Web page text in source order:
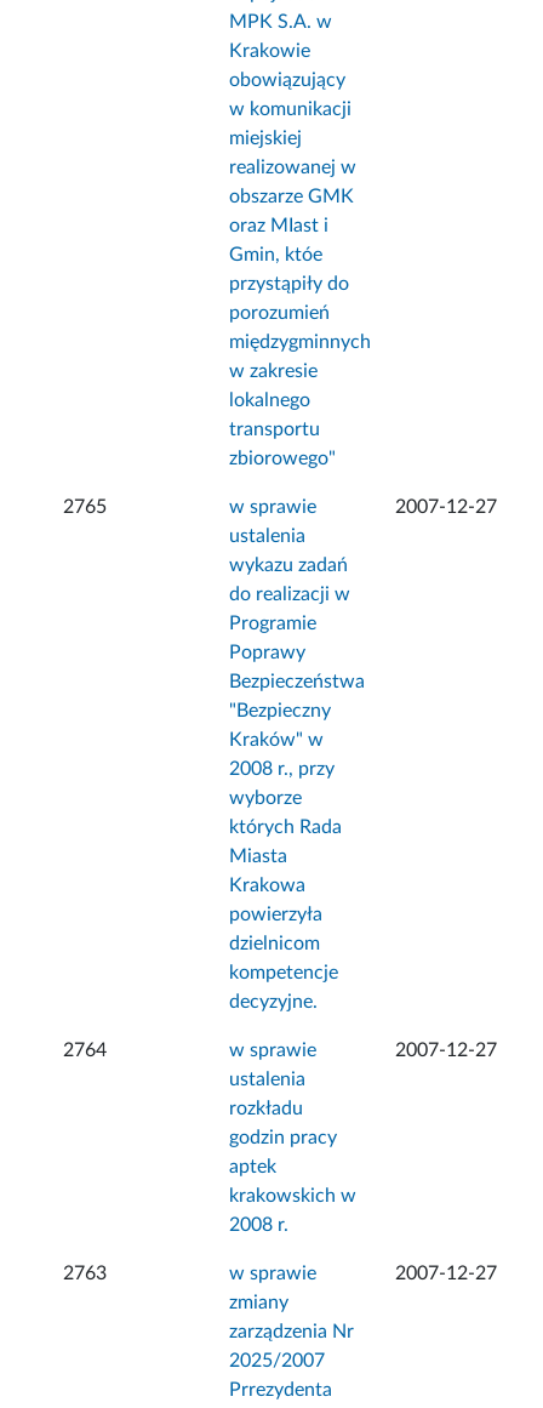
MPK S.A. w
Krakowie
obowiązujący
w komunikacji
miejskiej
realizowanej w
obszarze GMK
oraz MIast i
Gmin, któe
przystąpiły do
porozumień
międzygminnych
w zakresie
lokalnego
transportu
zbiorowego"
2765
w sprawie
ustalenia
wykazu zadań
do realizacji w
Programie
Poprawy
Bezpieczeństwa
"Bezpieczny
Kraków" w
2008 r., przy
wyborze
których Rada
Miasta
Krakowa
powierzyła
dzielnicom
kompetencje
decyzyjne.
2007-12-27
2764
w sprawie
ustalenia
rozkładu
godzin pracy
aptek
krakowskich w
2008 r.
2007-12-27
2763
w sprawie
zmiany
zarządzenia Nr
2025/2007
Prrezydenta
2007-12-27